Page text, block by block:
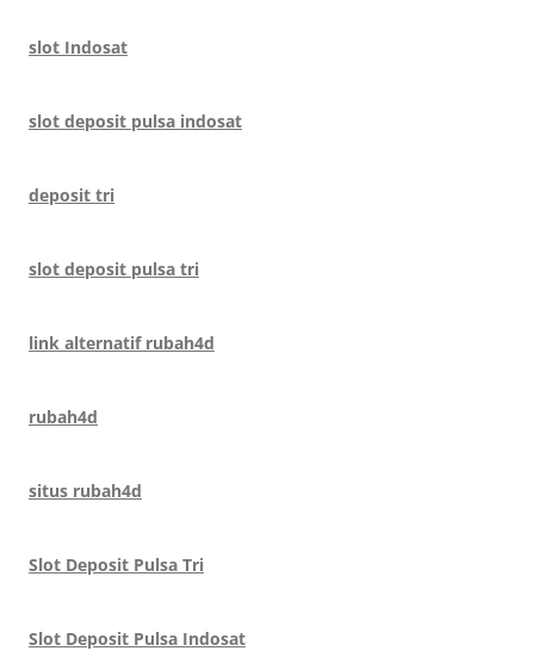
slot Indosat
slot deposit pulsa indosat
deposit tri
slot deposit pulsa tri
link alternatif rubah4d
rubah4d
situs rubah4d
Slot Deposit Pulsa Tri
Slot Deposit Pulsa Indosat